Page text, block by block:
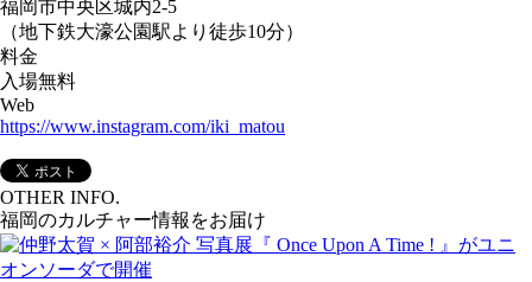
福岡市中央区城内2-5
（地下鉄大濠公園駅より徒歩10分）
料金
入場無料
Web
https://www.instagram.com/iki_matou
OTHER INFO.
福岡のカルチャー情報をお届け